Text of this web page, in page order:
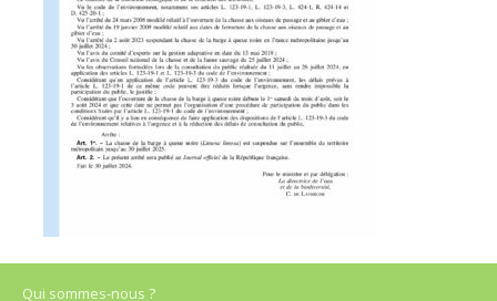
Qui sommes-nous ?